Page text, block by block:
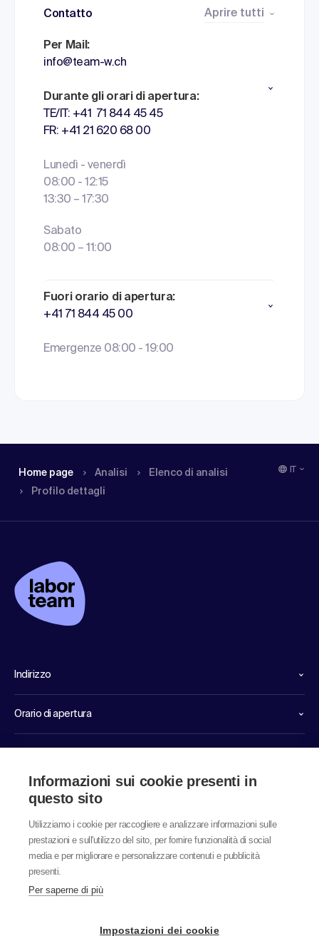
Contatto Aprire tutti
Per Mail:
info@team-w.ch
Durante gli orari di apertura:
TE/IT: +41 71 844 45 45
FR: +41 21 620 68 00
Lunedì - venerdì
08:00 - 12:15
13:30 – 17:30
Sabato
08:00 – 11:00
Fuori orario di apertura:
+41 71 844 45 00
Emergenze 08:00 - 19:00
Home page Analisi
Elenco di analisi
Profilo dettagli
Indirizzo
Orario di apertura
Informazioni sui cookie presenti in
questo sito
Utilizziamo i cookie per raccogliere e analizzare informazioni sulle
prestazioni e sull'utilizzo del sito, per fornire funzionalità di social
media e per migliorare e personalizzare contenuti e pubblicità
presenti.
Per saperne di più
Impostazioni dei cookie